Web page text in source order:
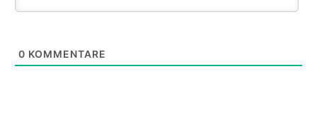
0 KOMMENTARE